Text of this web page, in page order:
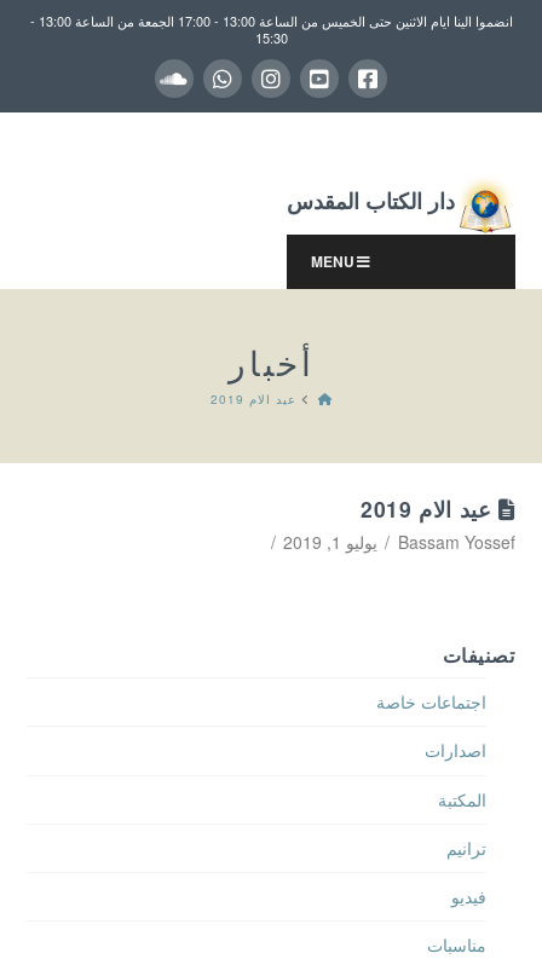
انضموا الينا ايام الاثنين حتى الخميس من الساعة 13:00 - 17:00 الجمعة من الساعة 13:00 -
15:30
دار الكتاب المقدس
MENU
أخبار
HOMEعيد الام 2019
عيد الام 2019
Bassam Yossef يوليو 1, 2019
تصنيفات
اجتماعات خاصة
اصدارات
المكتبة
ترانيم
فيديو
مناسبات